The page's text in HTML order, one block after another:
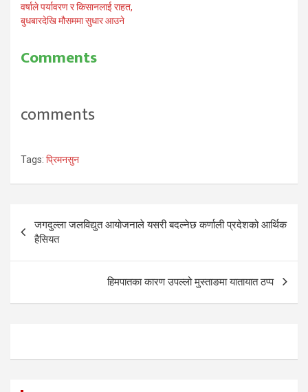
वर्षाले पर्यावरण र किसानलाई राहत,
बुधबारदेखि मौसममा सुधार आउने
Comments
comments
Tags: प्रिमनसुन
Post
navigation
जगदुल्ला जलविद्युत आयोजनाले यसरी बदल्नेछ कर्णाली प्रदेशको आर्थिक
हैसियत
हिमपातका कारण उपल्लो मुस्ताङमा यातायात ठप्प